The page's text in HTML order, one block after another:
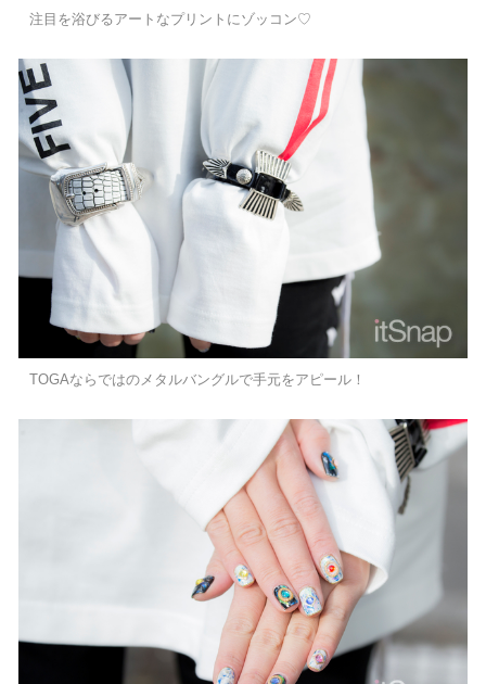
注目を浴びるアートなプリントにゾッコン♡
TOGAならではのメタルバングルで手元をアピール！